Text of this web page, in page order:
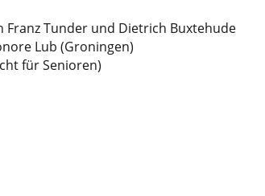
Franz Tunder und Dietrich Buxtehude
Lub (Groningen)
für Senioren)